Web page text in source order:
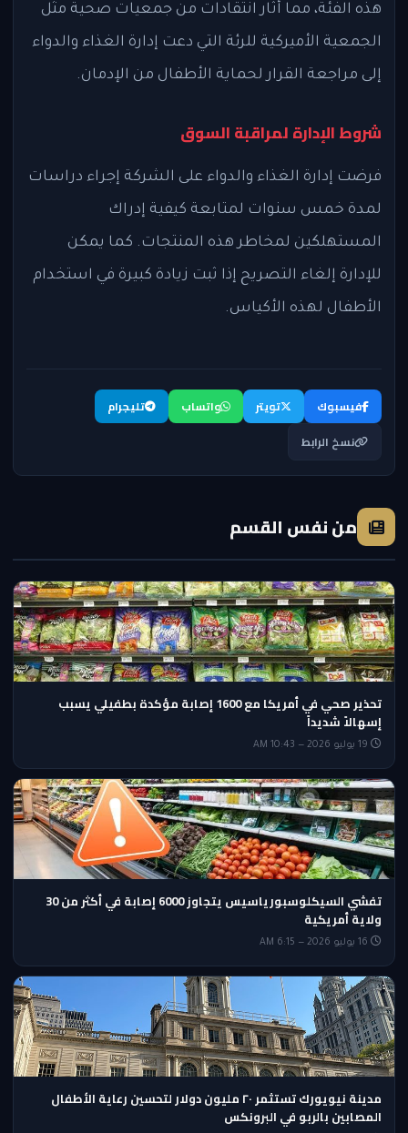
هذه الفئة، مما أثار انتقادات من جمعيات صحية مثل
الجمعية الأميركية للرئة التي دعت إدارة الغذاء والدواء
إلى مراجعة القرار لحماية الأطفال من الإدمان.
شروط الإدارة لمراقبة السوق
فرضت إدارة الغذاء والدواء على الشركة إجراء دراسات
لمدة خمس سنوات لمتابعة كيفية إدراك
المستهلكين لمخاطر هذه المنتجات. كما يمكن
للإدارة إلغاء التصريح إذا ثبت زيادة كبيرة في استخدام
الأطفال لهذه الأكياس.
فيسبوك تويتر واتساب
تليجرام
نسخ الرابط
من نفس القسم
تحذير صحي في أمريكا مع 1600 إصابة مؤكدة بطفيلي يسبب
إسهالاً شديداً
تفشي السيكلوسبورياسيس يتجاوز 6000 إصابة في أكثر من 30
ولاية أمريكية
مدينة نيويورك تستثمر ٢٠ مليون دولار لتحسين رعاية الأطفال
المصابين بالربو في البرونكس